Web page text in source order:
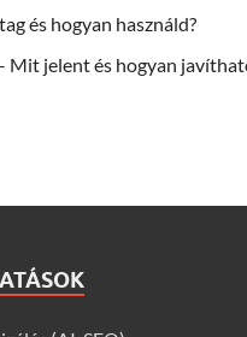
és hogyan használd?
Mit jelent és hogyan